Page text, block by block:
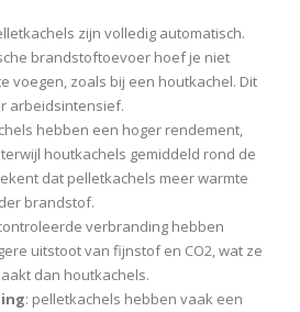
zijn volledig automatisch.
brandstoftoevoer hoef je niet
voegen, zoals bij een houtkachel. Dit
arbeidsintensief.
hebben een hoger rendement,
houtkachels gemiddeld rond de
dat pelletkachels meer warmte
brandstof.
verbranding hebben
uitstoot van fijnstof en CO2, wat ze
dan houtkachels.
: pelletkachels hebben vaak een